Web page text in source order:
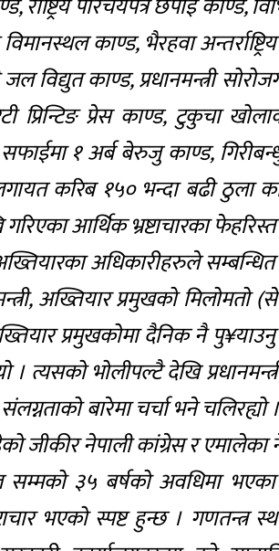
राष्ट्रिय परिचयपत्र छपाई काण्ड,
विमानस्थल काण्ड, भैरहवा
विद्युत काण्ड, प्रधानमन्त्री
प्रिन्टिङ प्रेस काण्ड, टुकुचा
१ अर्ब बेरुजु काण्ड,
करिब १५० भन्दा बढी
आर्थिक भ्रष्टाचारका
अधिकारीहरुले सम्बन्धित
अख्तियार प्रमुखको
प्रमुखकोमा दैनिक नै
त्यसको भोलीपल्टै देखि
बारेमा चर्चा भने
जीकीर नेपाली कांग्रेस र
३५ बर्षको अवधिमा
भएको स्पष्ट हुन्छ । गणतन्त्र